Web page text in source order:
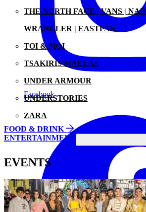
THE NORTH FACE | VANS |
WRANGLER | EASTPAK
TOI & MOI
TSAKIRIS MALLAS
UNDER ARMOUR
UNDERSTORIES
ZARA
FOOD & DRINK
ENTERTAINMENT
EVENTS
Facebook